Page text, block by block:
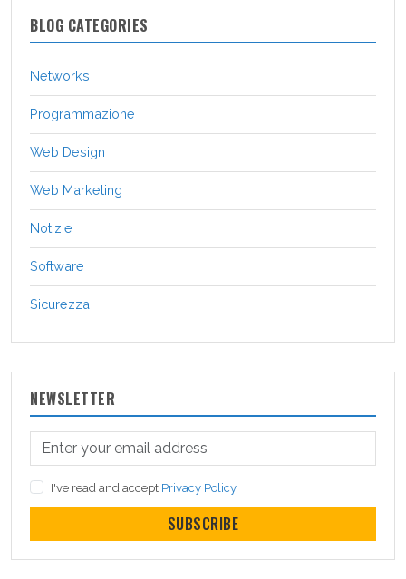
BLOG CATEGORIES
Networks
Programmazione
Web Design
Web Marketing
Notizie
Software
Sicurezza
NEWSLETTER
I've read and accept Privacy Policy
SUBSCRIBE